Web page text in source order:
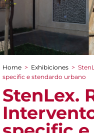
You are here
Home > Exhibiciones >
specific e stendardo urbano
StenLex.